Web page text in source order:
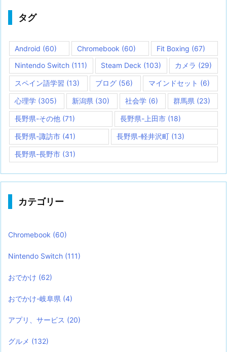
タグ
Android (60) Chromebook (60) Fit Boxing (67)
Nintendo Switch (111) Steam Deck (103) カメラ (29)
スペイン語学習 (13) ブログ (56) マインドセット (6)
心理学 (305) 新潟県 (30) 社会学(6) 群馬県 (23)
長野県-その他 (71) 長野県-上田市(18)
長野県-諏訪市 (41) 長野県-軽井沢町 (13)
長野県-長野市 (31)
カテゴリー
Chromebook (60)
Nintendo Switch (111)
おでかけ (62)
おでかけ-岐阜県 (4)
アプリ、サービス (20)
グルメ (132)